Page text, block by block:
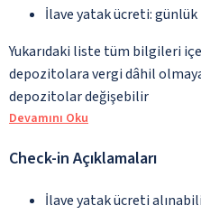
İlave yatak ücreti: günlük
Yukarıdaki liste tüm bilgileri
depozitolara vergi dâhil
depozitolar değişebilir
Devamını Oku
Check-in Açıklamaları
İlave yatak ücreti